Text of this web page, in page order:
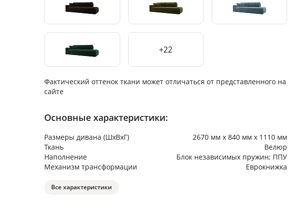
+22
Фактический оттенок ткани может отличаться от представленного на
сайте
Основные характеристики:
Размеры дивана (ШхВхГ)
2670 мм х 840 мм х 1110 мм
Ткань
Велюр
Наполнение
Блок независимых пружин; ППУ
Механизм трансформации
Еврокнижка
Все характеристики